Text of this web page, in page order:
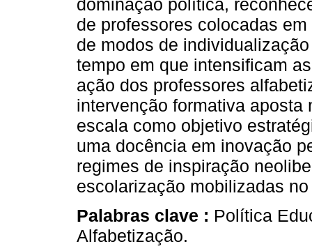
dominação política,
de professores colocadas
de modos de
tempo em que intensificam
ação dos professores
intervenção formativa
escala como objetivo
uma docência em inovação
regimes de inspiração
escolarização mobilizadas
Palabras clave : Política
Alfabetização.